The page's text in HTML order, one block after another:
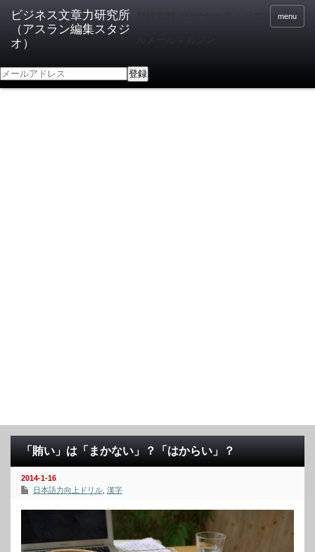
menu
登録無料 2分でわかる！日本語向上ドリ
「賄い」は「まかない」？「はからい」？
2014-1-16
日本語力向上ドリル 漢字